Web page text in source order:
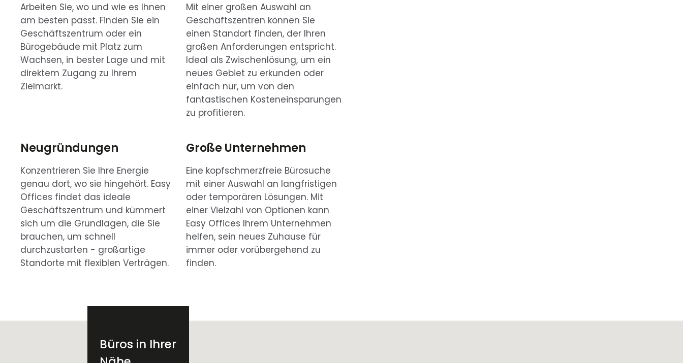
Arbeiten Sie, wo und wie es Ihnen
am besten passt. Finden Sie ein
Geschäftszentrum oder ein
Bürogebäude mit Platz zum
Wachsen, in bester Lage und mit
direktem Zugang zu Ihrem
Zielmarkt.
Mit einer großen Auswahl an
Geschäftszentren können Sie
einen Standort finden, der Ihren
großen Anforderungen entspricht.
Ideal als Zwischenlösung, um ein
neues Gebiet zu erkunden oder
einfach nur, um von den
fantastischen Kosteneinsparungen
zu profitieren.
Neugründungen
Konzentrieren Sie Ihre Energie
genau dort, wo sie hingehört. Easy
Offices findet das ideale
Geschäftszentrum und kümmert
sich um die Grundlagen, die Sie
brauchen, um schnell
durchzustarten - großartige
Standorte mit flexiblen Verträgen.
Große Unternehmen
Eine kopfschmerzfreie Bürosuche
mit einer Auswahl an langfristigen
oder temporären Lösungen. Mit
einer Vielzahl von Optionen kann
Easy Offices Ihrem Unternehmen
helfen, sein neues Zuhause für
immer oder vorübergehend zu
finden.
Büros in Ihrer